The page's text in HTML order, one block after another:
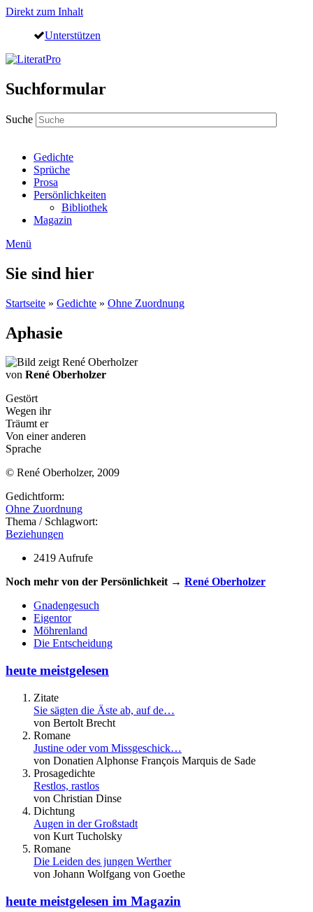
Direkt zum Inhalt
Unterstützen
Suchformular
Suche
Gedichte
Sprüche
Prosa
Persönlichkeiten
Bibliothek
Magazin
Menü
Sie sind hier
Startseite » Gedichte » Ohne Zuordnung
Aphasie
von René Oberholzer
Gestört
Wegen ihr
Träumt er
Von einer anderen
Sprache
© René Oberholzer, 2009
Gedichtform:
Ohne Zuordnung
Thema / Schlagwort:
Beziehungen
2419 Aufrufe
Noch mehr von der Persönlichkeit → René Oberholzer
Gnadengesuch
Eigentor
Möhrenland
Die Entscheidung
heute meistgelesen
Zitate
Sie sägten die Äste ab, auf de…
von Bertolt Brecht
Romane
Justine oder vom Missgeschick…
von Donatien Alphonse François Marquis de Sade
Prosagedichte
Restlos, rastlos
von Christian Dinse
Dichtung
Augen in der Großstadt
von Kurt Tucholsky
Romane
Die Leiden des jungen Werther
von Johann Wolfgang von Goethe
heute meistgelesen im Magazin